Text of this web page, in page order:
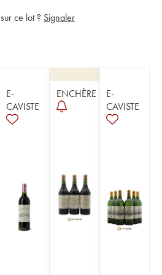
ce lot ? Signaler
E-
CAVISTE
ENCHÈRE
E-
CAVISTE